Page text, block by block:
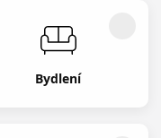
Bydlení